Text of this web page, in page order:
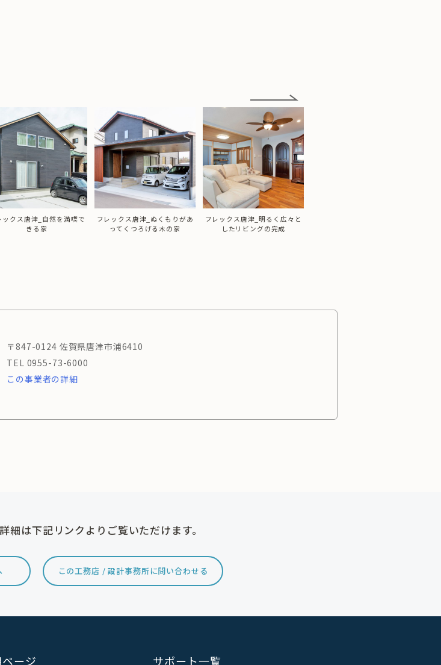
ックス唐津_ぬくもりがあ
ってくつろげる木の家
フレックス唐津_明るく広々と
したリビングの完成
フレックス唐津_親子同居リフ
ォーム
〒847-0124 佐賀県唐津市浦6410
0955-73-6000
この事業者の詳細
細は下記リンクよりご覧いただけます。
この工務店 / 設計事務所に問い合わせる
ージ サポート一覧